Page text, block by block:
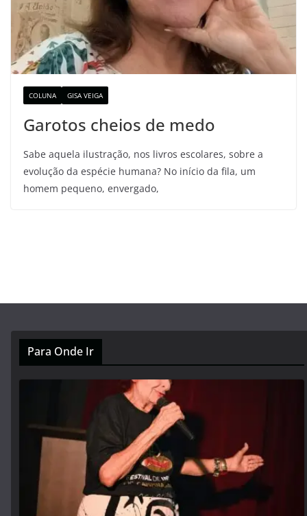
COLUNA GISA VEIGA
Garotos cheios de medo
Sabe aquela ilustração, nos livros escolares, sobre a
evolução da espécie humana? No início da fila, um
homem pequeno, envergado,
Para Onde Ir